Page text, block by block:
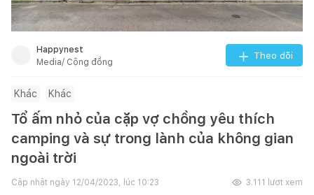
Happynest
Media/ Cộng đồng
Theo dõi
Khác Khác
Tổ ấm nhỏ của cặp vợ chồng yêu thích
camping và sự trong lành của không gian
ngoài trời
Cập nhật ngày 12/04/2023, lúc 10:23 3.111 lượt xem